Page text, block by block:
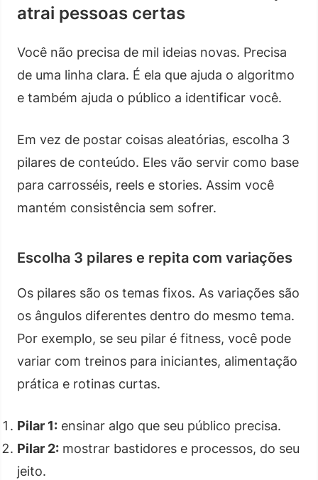
atrai pessoas certas
Você não precisa de mil ideias novas. Precisa
de uma linha clara. É ela que ajuda o algoritmo
e também ajuda o público a identificar você.
Em vez de postar coisas aleatórias, escolha 3
pilares de conteúdo. Eles vão servir como base
para carrosséis, reels e stories. Assim você
mantém consistência sem sofrer.
Escolha 3 pilares e repita com variações
Os pilares são os temas fixos. As variações são
os ângulos diferentes dentro do mesmo tema.
Por exemplo, se seu pilar é fitness, você pode
variar com treinos para iniciantes, alimentação
prática e rotinas curtas.
Pilar 1: ensinar algo que seu público precisa.
Pilar 2: mostrar bastidores e processos, do seu
jeito.